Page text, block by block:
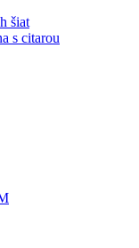
šiat
s citarou